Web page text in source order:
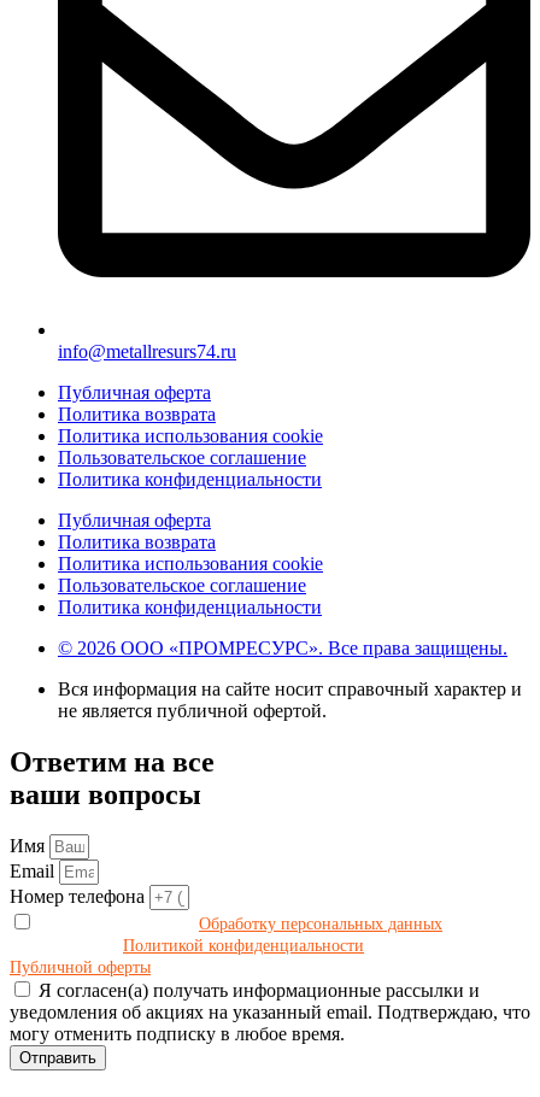
info@metallresurs74.ru
Публичная оферта
Политика возврата
Политика использования cookie
Пользовательское соглашение
Политика конфиденциальности
Публичная оферта
Политика возврата
Политика использования cookie
Пользовательское соглашение
Политика конфиденциальности
© 2026 ООО «ПРОМРЕСУРС». Все права защищены.
Вся информация на сайте носит справочный характер и
не является публичной офертой.
Ответим на все
ваши вопросы
Имя
Email
Номер телефона
Обработку персональных данных
Политикой конфиденциальности
Публичной оферты
Я согласен(а) получать информационные рассылки и
уведомления об акциях на указанный email. Подтверждаю, что
могу отменить подписку в любое время.
Отправить